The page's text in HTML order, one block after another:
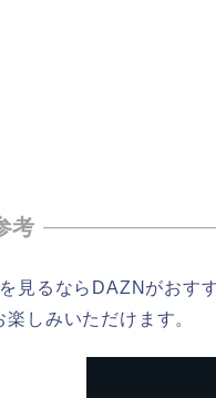
見るならDAZNがおす
楽しみいただけます。